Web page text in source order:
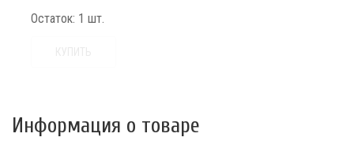
Остаток: 1 шт.
Информация о товаре